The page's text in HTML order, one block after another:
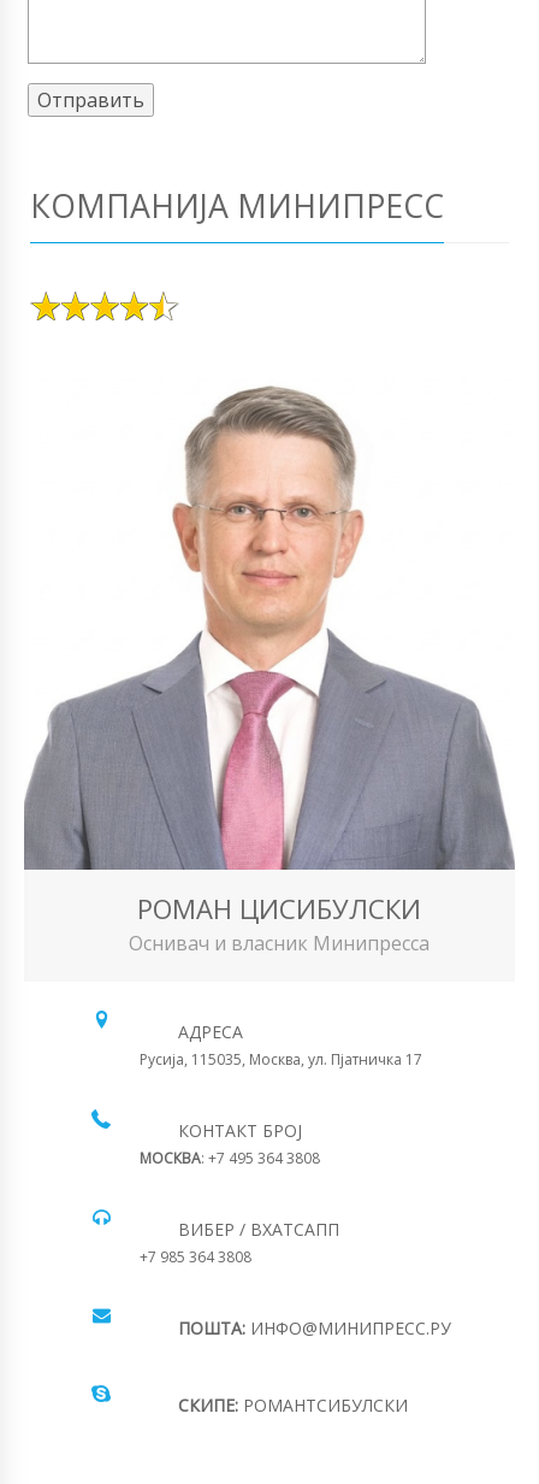
КОМПАНИЈА МИНИПРЕСС
РОМАН ЦИСИБУЛСКИ
Оснивач и власник Минипресса
АДРЕСА
Русија, 115035, Москва, ул. Пјатничка 17
КОНТАКТ БРОЈ
МОСКВА: +7 495 364 3808
ВИБЕР / ВХАТСАПП
+7 985 364 3808
ПОШТА: ИНФО@МИНИПРЕСС.РУ
СКИПЕ: РОМАНТСИБУЛСКИ